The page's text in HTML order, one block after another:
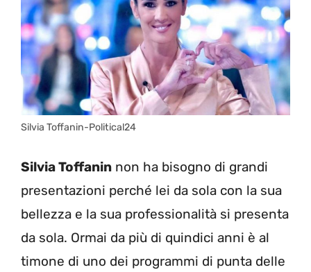
Silvia Toffanin-Political24
Silvia Toffanin non ha bisogno di grandi
presentazioni perché lei da sola con la sua
bellezza e la sua professionalità si presenta
da sola. Ormai da più di quindici anni è al
timone di uno dei programmi di punta delle